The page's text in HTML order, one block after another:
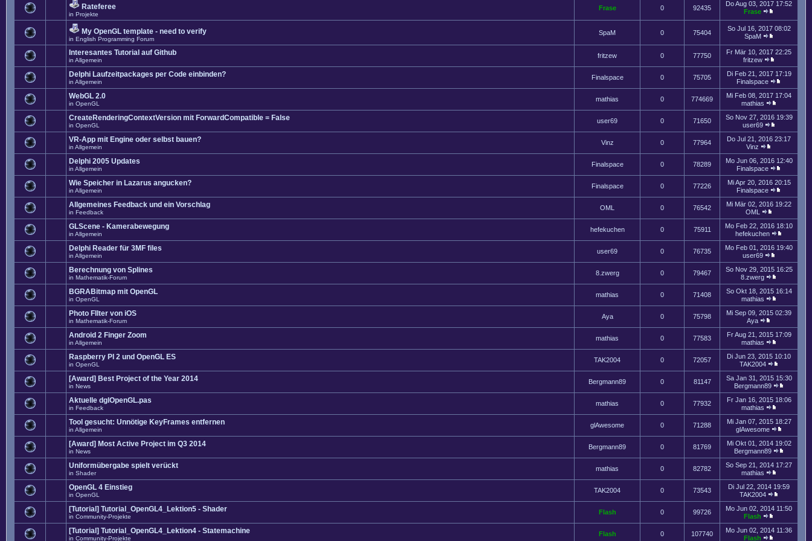
Rateferee
in Projekte
Frase 0 92435
Do Aug 03, 2017 17:52
Frase
My OpenGL template - need to verify
in English Programming Forum
SpaM 0 75404
So Jul 16, 2017 08:02
SpaM
Interesantes Tutorial auf Github
in Allgemein
fritzew 0 77750
Fr Mär 10, 2017 22:25
fritzew
Delphi Laufzeitpackages per Code einbinden?
in Allgemein
Finalspace 0 75705
Di Feb 21, 2017 17:19
Finalspace
WebGL 2.0
in OpenGL
mathias 0 774669
Mi Feb 08, 2017 17:04
mathias
CreateRenderingContextVersion mit ForwardCompatible = False
in OpenGL
user69 0 71650
So Nov 27, 2016 19:39
user69
VR-App mit Engine oder selbst bauen?
in Allgemein
Vinz 0 77964
Do Jul 21, 2016 23:17
Vinz
Delphi 2005 Updates
in Allgemein
Finalspace 0 78289
Mo Jun 06, 2016 12:40
Finalspace
Wie Speicher in Lazarus angucken?
in Allgemein
Finalspace 0 77226
Mi Apr 20, 2016 20:15
Finalspace
Allgemeines Feedback und ein Vorschlag
in Feedback
OML 0 76542
Mi Mär 02, 2016 19:22
OML
GLScene - Kamerabewegung
in Allgemein
hefekuchen 0 75911
Mo Feb 22, 2016 18:10
hefekuchen
Delphi Reader für 3MF files
in Allgemein
user69 0 76735
Mo Feb 01, 2016 19:40
user69
Berechnung von Splines
in Mathematik-Forum
8.zwerg 0 79467
So Nov 29, 2015 16:25
8.zwerg
BGRABitmap mit OpenGL
in OpenGL
mathias 0 71408
So Okt 18, 2015 16:14
mathias
Photo FIlter von iOS
in Mathematik-Forum
Aya 0 75798
Mi Sep 09, 2015 02:39
Aya
Android 2 Finger Zoom
in Allgemein
mathias 0 77583
Fr Aug 21, 2015 17:09
mathias
Raspberry PI 2 und OpenGL ES
in OpenGL
TAK2004 0 72057
Di Jun 23, 2015 10:10
TAK2004
[Award] Best Project of the Year 2014
in News
Bergmann89 0 81147
Sa Jan 31, 2015 15:30
Bergmann89
Aktuelle dglOpenGL.pas
in Feedback
mathias 0 77932
Fr Jan 16, 2015 18:06
mathias
Tool gesucht: Unnötige KeyFrames entfernen
in Allgemein
glAwesome 0 71288
Mi Jan 07, 2015 18:27
glAwesome
[Award] Most Active Project im Q3 2014
in News
Bergmann89 0 81769
Mi Okt 01, 2014 19:02
Bergmann89
Uniformübergabe spielt verückt
in Shader
mathias 0 82782
So Sep 21, 2014 17:27
mathias
OpenGL 4 Einstieg
in OpenGL
TAK2004 0 73543
Di Jul 22, 2014 19:59
TAK2004
[Tutorial] Tutorial_OpenGL4_Lektion5 - Shader
in Community-Projekte
Flash 0 99726
Mo Jun 02, 2014 11:50
Flash
[Tutorial] Tutorial_OpenGL4_Lektion4 - Statemachine
in Community-Projekte
Flash 0 107740
Mo Jun 02, 2014 11:36
Flash